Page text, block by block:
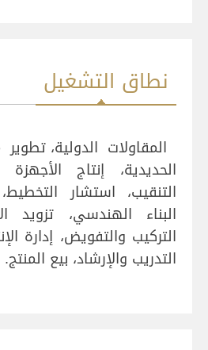
نطاق التشغيل
المقاولات الدولية، تطوير
الحديدية، إنتاج
التنقيب، استشار
البناء الهندسي، تزويد
التركيب والتفويض، إدارة
التدريب والإرشاد، بيع المنتج.